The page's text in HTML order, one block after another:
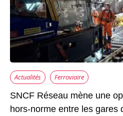
Actualités Ferroviaire
SNCF Réseau mène une
hors-norme entre les gares